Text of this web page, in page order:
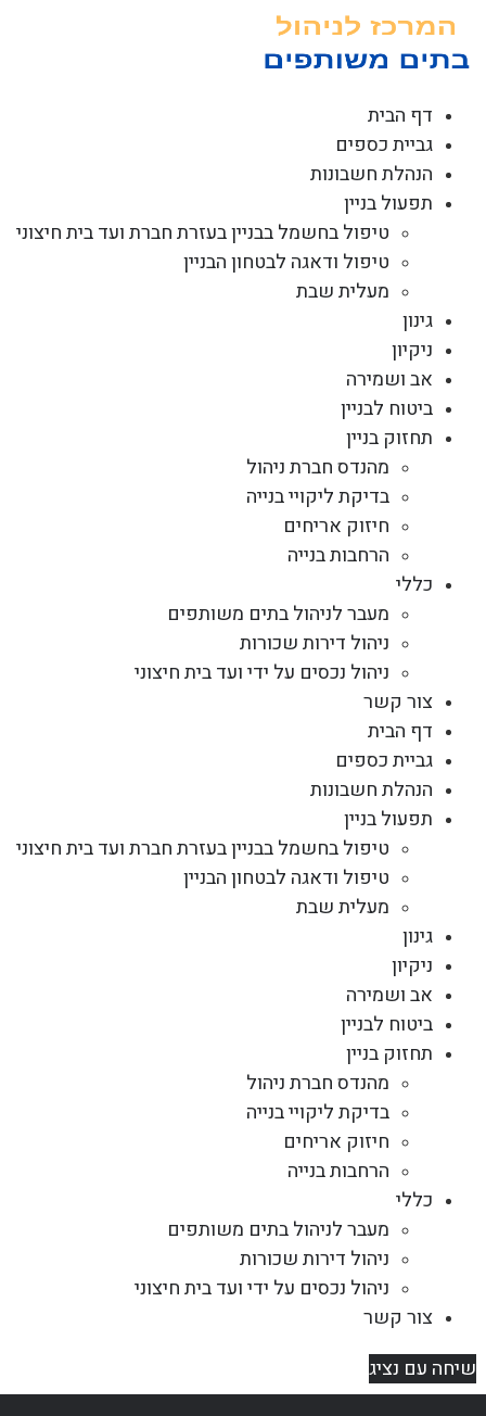
דף הבית
גביית כספים
הנהלת חשבונות
תפעול בניין
טיפול בחשמל בבניין בעזרת חברת ועד בית חיצוני
טיפול ודאגה לבטחון הבניין
מעלית שבת
גינון
ניקיון
אב ושמירה
ביטוח לבניין
תחזוק בניין
מהנדס חברת ניהול
בדיקת ליקויי בנייה
חיזוק אריחים
הרחבות בנייה
כללי
מעבר לניהול בתים משותפים
ניהול דירות שכורות
ניהול נכסים על ידי ועד בית חיצוני
צור קשר
דף הבית
גביית כספים
הנהלת חשבונות
תפעול בניין
טיפול בחשמל בבניין בעזרת חברת ועד בית חיצוני
טיפול ודאגה לבטחון הבניין
מעלית שבת
גינון
ניקיון
אב ושמירה
ביטוח לבניין
תחזוק בניין
מהנדס חברת ניהול
בדיקת ליקויי בנייה
חיזוק אריחים
הרחבות בנייה
כללי
מעבר לניהול בתים משותפים
ניהול דירות שכורות
ניהול נכסים על ידי ועד בית חיצוני
צור קשר
שיחה עם נציג